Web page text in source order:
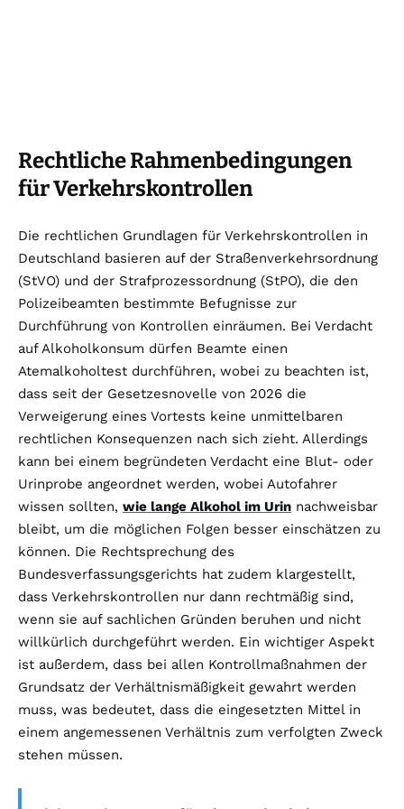
Rechtliche Rahmenbedingungen
für Verkehrskontrollen
Die rechtlichen Grundlagen für Verkehrskontrollen in
Deutschland basieren auf der Straßenverkehrsordnung
(StVO) und der Strafprozessordnung (StPO), die den
Polizeibeamten bestimmte Befugnisse zur
Durchführung von Kontrollen einräumen. Bei Verdacht
auf Alkoholkonsum dürfen Beamte einen
Atemalkoholtest durchführen, wobei zu beachten ist,
dass seit der Gesetzesnovelle von 2026 die
Verweigerung eines Vortests keine unmittelbaren
rechtlichen Konsequenzen nach sich zieht. Allerdings
kann bei einem begründeten Verdacht eine Blut- oder
Urinprobe angeordnet werden, wobei Autofahrer
wissen sollten, wie lange Alkohol im Urin nachweisbar
bleibt, um die möglichen Folgen besser einschätzen zu
können. Die Rechtsprechung des
Bundesverfassungsgerichts hat zudem klargestellt,
dass Verkehrskontrollen nur dann rechtmäßig sind,
wenn sie auf sachlichen Gründen beruhen und nicht
willkürlich durchgeführt werden. Ein wichtiger Aspekt
ist außerdem, dass bei allen Kontrollmaßnahmen der
Grundsatz der Verhältnismäßigkeit gewahrt werden
muss, was bedeutet, dass die eingesetzten Mittel in
einem angemessenen Verhältnis zum verfolgten Zweck
stehen müssen.